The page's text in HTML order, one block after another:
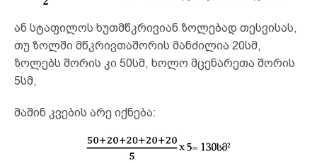
ან სტაფილოს ხუთმწკრივიან ზოლებად თესვისას,
თუ ზოლში მწკრივთაშორის მანძილია 20სმ,
ზოლებს შორის კი 50სმ, ხოლო მცენარეთა შორის
5სმ,
მაშინ კვების არე იქნება: